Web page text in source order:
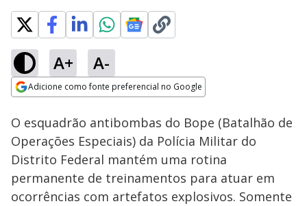
A+ A-
Adicione como fonte preferencial no Google
Ativar
Loaded:
7.40%
O esquadrão antibombas do Bope (Batalhão de
Operações Especiais) da Polícia Militar do
Distrito Federal mantém uma rotina
permanente de treinamentos para atuar em
ocorrências com artefatos explosivos. Somente